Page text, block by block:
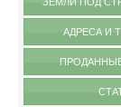
АДРЕСА И